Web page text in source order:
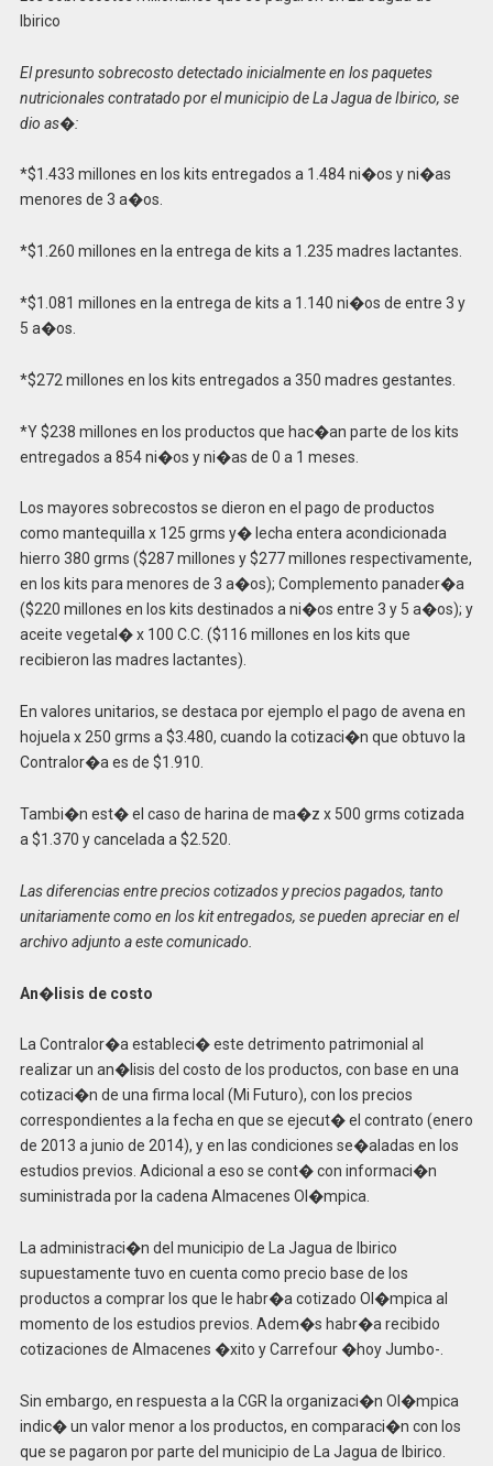
Ibirico
El presunto sobrecosto detectado inicialmente en los paquetes
nutricionales contratado por el municipio de La Jagua de Ibirico, se
dio as�:
*$1.433 millones en los kits entregados a 1.484 ni�os y ni�as
menores de 3 a�os.
*$1.260 millones en la entrega de kits a 1.235 madres lactantes.
*$1.081 millones en la entrega de kits a 1.140 ni�os de entre 3 y
5 a�os.
*$272 millones en los kits entregados a 350 madres gestantes.
*Y $238 millones en los productos que hac�an parte de los kits
entregados a 854 ni�os y ni�as de 0 a 1 meses.
Los mayores sobrecostos se dieron en el pago de productos
como mantequilla x 125 grms y� lecha entera acondicionada
hierro 380 grms ($287 millones y $277 millones respectivamente,
en los kits para menores de 3 a�os); Complemento panader�a
($220 millones en los kits destinados a ni�os entre 3 y 5 a�os); y
aceite vegetal� x 100 C.C. ($116 millones en los kits que
recibieron las madres lactantes).
En valores unitarios, se destaca por ejemplo el pago de avena en
hojuela x 250 grms a $3.480, cuando la cotizaci�n que obtuvo la
Contralor�a es de $1.910.
Tambi�n est� el caso de harina de ma�z x 500 grms cotizada
a $1.370 y cancelada a $2.520.
Las diferencias entre precios cotizados y precios pagados, tanto
unitariamente como en los kit entregados, se pueden apreciar en el
archivo adjunto a este comunicado.
An�lisis de costo
La Contralor�a estableci� este detrimento patrimonial al
realizar un an�lisis del costo de los productos, con base en una
cotizaci�n de una firma local (Mi Futuro), con los precios
correspondientes a la fecha en que se ejecut� el contrato (enero
de 2013 a junio de 2014), y en las condiciones se�aladas en los
estudios previos. Adicional a eso se cont� con informaci�n
suministrada por la cadena Almacenes Ol�mpica.
La administraci�n del municipio de La Jagua de Ibirico
supuestamente tuvo en cuenta como precio base de los
productos a comprar los que le habr�a cotizado Ol�mpica al
momento de los estudios previos. Adem�s habr�a recibido
cotizaciones de Almacenes �xito y Carrefour �hoy Jumbo-.
Sin embargo, en respuesta a la CGR la organizaci�n Ol�mpica
indic� un valor menor a los productos, en comparaci�n con los
que se pagaron por parte del municipio de La Jagua de Ibirico.